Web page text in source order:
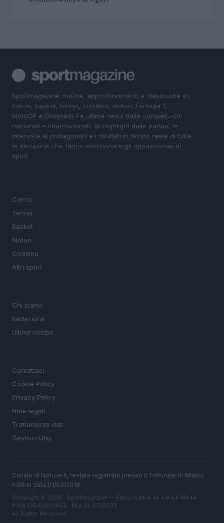
Sportmagazine: notizie, approfondimenti e classifiche su
calcio, basket, tennis, ciclismo, motori, Formula 1,
MotoGP e Olimpiadi. Le ultime news dalle competizioni
nazionali e internazionali, gli highlight delle partite, le
interviste ai protagonisti e i risultati in tempo reale di tutte
le discipline che fanno emozionare gli appassionati di
sport.
Calcio
Tennis
Basket
Motori
Ciclismo
Altri sport
Chi siamo
Redazione
Ultime notizie
Contattaci
Cookie Policy
Privacy Policy
Note legali
Trattamento dati
Gestisci Utiq
Canale di Notizie.it, testata registrata presso il Tribunale di Milano
n.68 in data 01/03/2018
Copyright © 2026 · Sportmagazine — Edito in Italia da AdHub Media
P.IVA 13542920965 · REA MI 2729933
All Rights Reserved